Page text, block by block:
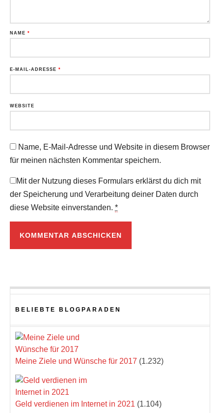
NAME *
E-MAIL-ADRESSE *
WEBSITE
Name, E-Mail-Adresse und Website in diesem Browser
für meinen nächsten Kommentar speichern.
Mit der Nutzung dieses Formulars erklärst du dich mit
der Speicherung und Verarbeitung deiner Daten durch
diese Website einverstanden. *
BELIEBTE BLOGPARADEN
Meine Ziele und Wünsche für 2017 (1.232)
Geld verdienen im Internet in 2021 (1.104)